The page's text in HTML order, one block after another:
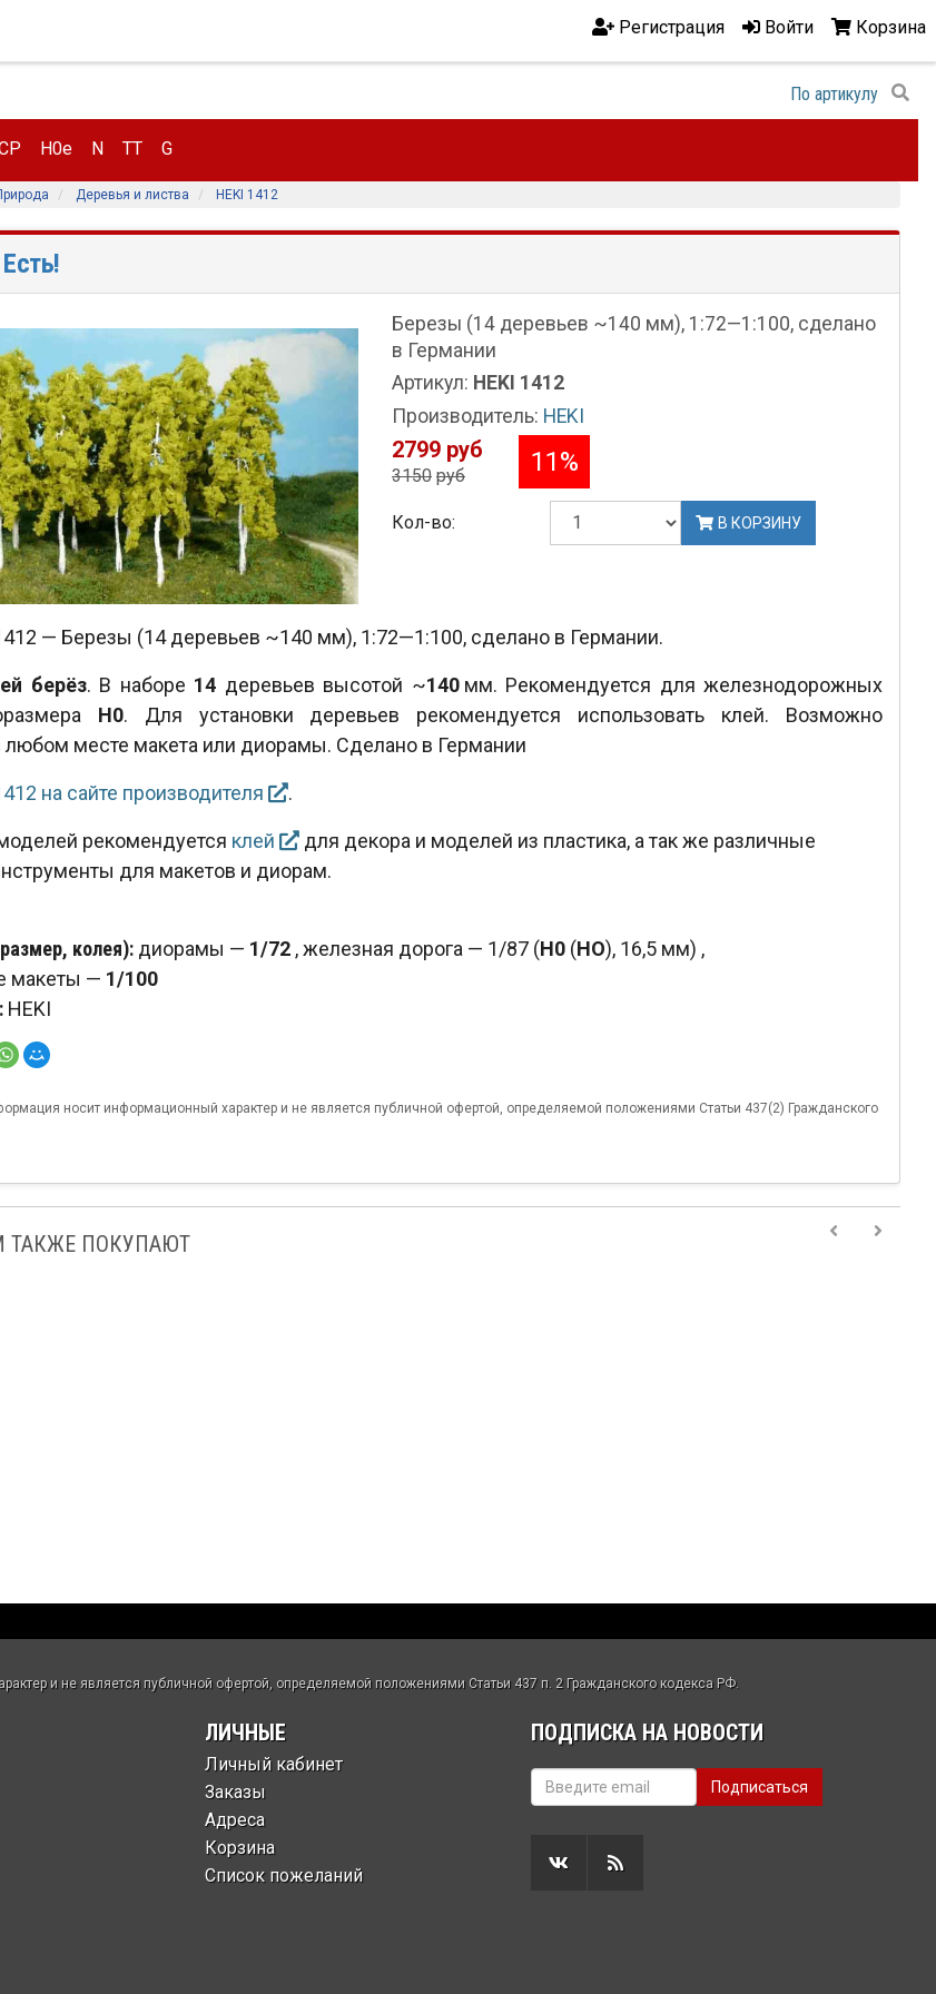
Регистрация Войти Корзина
H0e N TT G
Деревья и листва HEKI 1412
Березы (14 деревьев ~140 мм), 1:72—1:100, сделано
в Германии
Артикул: HEKI 1412
Производитель: HEKI
2799 руб
3150 руб 11%
Кол-во: В КОРЗИНУ
— Березы (14 деревьев ~140 мм), 1:72—1:100, сделано в Германии.
берёз. В наборе 14 деревьев высотой ~140мм. Рекомендуется для железнодорожных
H0. Для установки деревьев рекомендуется использовать клей. Возможно
месте макета или диорамы. Сделано в Германии
на сайте производителя .
рекомендуется клей
для декора и моделей из пластика, а так же различные
для макетов и диорам.
колея): диорамы — 1/72 ,железная дорога — 1/87 (H0 (HO), 16,5 мм) ,
макеты — 1/100
HEKI
носит информационный характер и не является публичной офертой, определяемой положениями Статьи 437(2) Гражданского
ТАКЖЕ ПОКУПАЮТ
и не является публичной офертой, определяемой положениями Статьи 437 п. 2 Гражданского кодекса РФ.
ЛИЧНЫЕ
Личный кабинет
Заказы
Адреса
Корзина
Список пожеланий
ПОДПИСКА НА НОВОСТИ